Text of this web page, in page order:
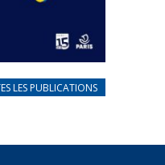
les réfugiés
LES PUBLICATIONS